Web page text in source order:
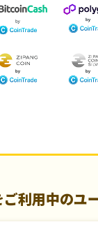
利用中のユ